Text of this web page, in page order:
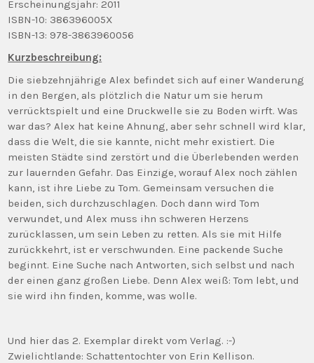
Erscheinungsjahr: 2011
ISBN-10: 386396005X
ISBN-13: 978-3863960056
Kurzbeschreibung:
Die siebzehnjährige Alex befindet sich auf einer Wanderung
in den Bergen, als plötzlich die Natur um sie herum
verrücktspielt und eine Druckwelle sie zu Boden wirft. Was
war das? Alex hat keine Ahnung, aber sehr schnell wird klar,
dass die Welt, die sie kannte, nicht mehr existiert. Die
meisten Städte sind zerstört und die Überlebenden werden
zur lauernden Gefahr. Das Einzige, worauf Alex noch zählen
kann, ist ihre Liebe zu Tom. Gemeinsam versuchen die
beiden, sich durchzuschlagen. Doch dann wird Tom
verwundet, und Alex muss ihn schweren Herzens
zurücklassen, um sein Leben zu retten. Als sie mit Hilfe
zurückkehrt, ist er verschwunden. Eine packende Suche
beginnt. Eine Suche nach Antworten, sich selbst und nach
der einen ganz großen Liebe. Denn Alex weiß: Tom lebt, und
sie wird ihn finden, komme, was wolle.
Und hier das 2. Exemplar direkt vom Verlag. :-)
Zwielichtlande: Schattentochter von Erin Kellison.